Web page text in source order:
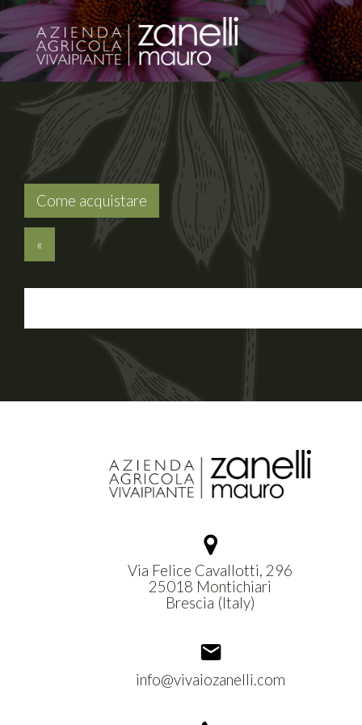
Come acquistare
«
Via Felice Cavallotti, 296
25018 Montichiari
Brescia (Italy)
info@vivaiozanelli.com